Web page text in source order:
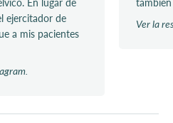
En lugar de
ejercitador de
a mis pacientes
Ver la